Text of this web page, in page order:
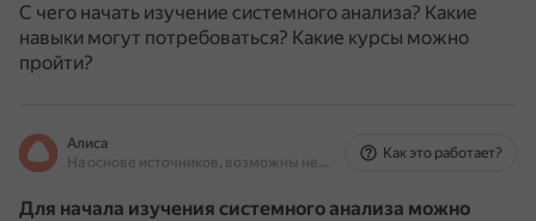
С чего начать изучение системного анализа? Какие
навыки могут потребоваться? Какие курсы можно
пройти?
Алиса
На основе источников, возможны неточности
Как это работает?
Для начала изучения системного анализа можно